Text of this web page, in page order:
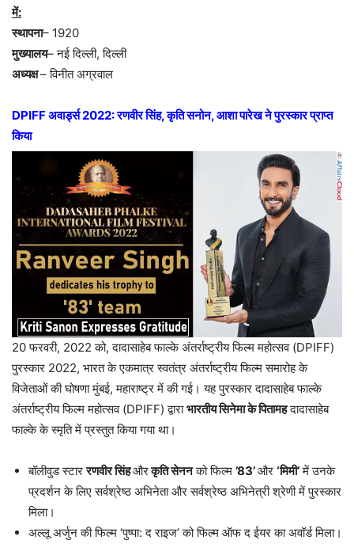
में:
स्थापना– 1920
मुख्यालय– नई दिल्ली, दिल्ली
अध्यक्ष– विनीत अग्रवाल
DPIFF अवार्ड्स 2022: रणवीर सिंह, कृति सनोन, आशा पारेख ने पुरस्कार प्राप्त
किया
20 फरवरी, 2022 को, दादासाहेब फाल्के अंतर्राष्ट्रीय फिल्म महोत्सव (DPIFF)
पुरस्कार 2022, भारत के एकमात्र स्वतंत्र अंतर्राष्ट्रीय फिल्म समारोह के
विजेताओं की घोषणा मुंबई, महाराष्ट्र में की गई। यह पुरस्कार दादासाहेब फाल्के
अंतर्राष्ट्रीय फिल्म महोत्सव (DPIFF) द्वाराभारतीय सिनेमा के पितामहदादासाहेब
फाल्के के स्मृति में प्रस्तुत किया गया था।
बॉलीवुड स्टाररणवीर सिंहऔरकृति सेननको फिल्म ’83’और ‘मिमी’में उनके
प्रदर्शन के लिए सर्वश्रेष्ठ अभिनेता और सर्वश्रेष्ठ अभिनेत्री श्रेणी में पुरस्कार
मिला।
अल्लू अर्जुन की फिल्म ‘पुष्पा: द राइज’ को फिल्म ऑफ द ईयर का अवॉर्ड मिला।